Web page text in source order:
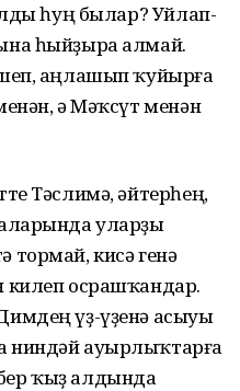
һуң былар? Уйлап-
һыйҙыра алмай.
аңлашып ҡуйырға
ә Мәҡсүт менән
Тәслимә, әйтерһең,
уларҙы
тормай, кисә генә
килеп осрашҡандар.
үҙ-үҙенә асыуы
ниндәй ауырлыҡтарға
ҡыҙ алдында